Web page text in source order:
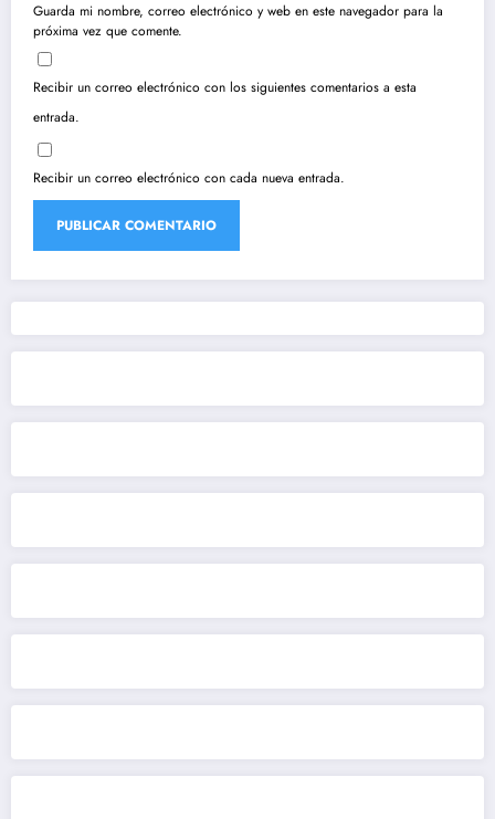
Guarda mi nombre, correo electrónico y web en este navegador para la
próxima vez que comente.
Recibir un correo electrónico con los siguientes comentarios a esta
entrada.
Recibir un correo electrónico con cada nueva entrada.